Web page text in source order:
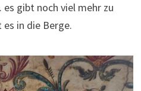
gibt noch viel mehr zu
in die Berge.